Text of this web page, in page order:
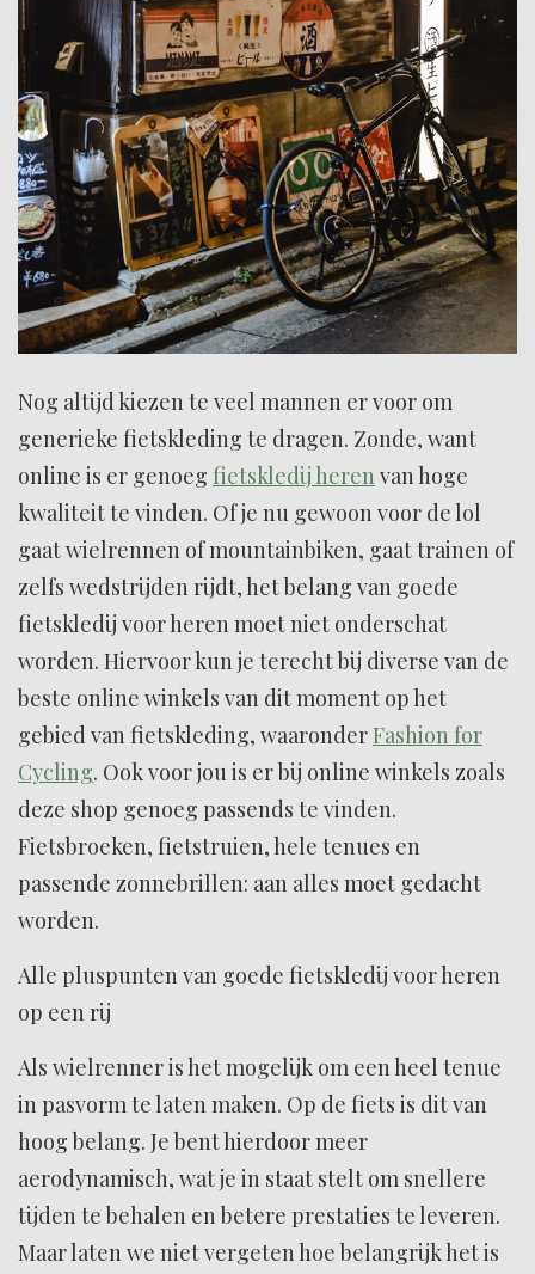
Nog altijd kiezen te veel mannen er voor om
generieke fietskleding te dragen. Zonde, want
online is er genoeg fietskledij heren van hoge
kwaliteit te vinden. Of je nu gewoon voor de lol
gaat wielrennen of mountainbiken, gaat trainen of
zelfs wedstrijden rijdt, het belang van goede
fietskledij voor heren moet niet onderschat
worden. Hiervoor kun je terecht bij diverse van de
beste online winkels van dit moment op het
gebied van fietskleding, waaronderFashion for
Cycling. Ook voor jou is er bij online winkels zoals
deze shop genoeg passends te vinden.
Fietsbroeken, fietstruien, hele tenues en
passende zonnebrillen: aan alles moet gedacht
worden.
Alle pluspunten van goede fietskledij voor heren
op een rij
Als wielrenner is het mogelijk om een heel tenue
in pasvorm te laten maken. Op de fiets is dit van
hoog belang. Je bent hierdoor meer
aerodynamisch, wat je in staat stelt om snellere
tijden te behalen en betere prestaties te leveren.
Maar laten we niet vergeten hoe belangrijk het is